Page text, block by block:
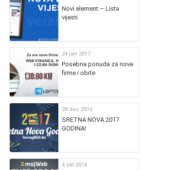
Novi element – Lista
vijesti
24 jan 2017
Posebna ponuda za nove
firme i obrte
28 dec 2016
SRETNA NOVA 2017.
GODINA!
4 okt 2016